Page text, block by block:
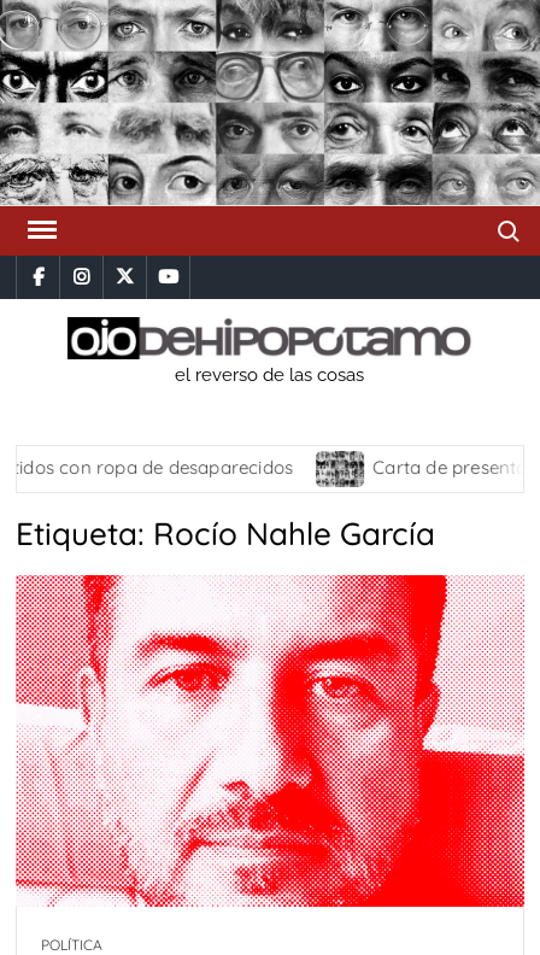
Saltar
al
contenido
facebookinstagram
x youtube
el reverso de las cosas
ropa de desaparecidos Carta de presentación
Etiqueta: Rocío Nahle García
POLÍTICA